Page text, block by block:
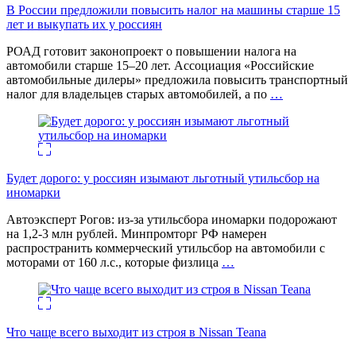
В России предложили повысить налог на машины старше 15
лет и выкупать их у россиян
РОАД готовит законопроект о повышении налога на
автомобили старше 15–20 лет. Ассоциация «Российские
автомобильные дилеры» предложила повысить транспортный
налог для владельцев старых автомобилей, а по …
Будет дорого: у россиян изымают льготный утильсбор на
иномарки
Автоэксперт Рогов: из-за утильсбора иномарки подорожают
на 1,2-3 млн рублей. Минпромторг РФ намерен
распространить коммерческий утильсбор на автомобили с
моторами от 160 л.с., которые физлица …
Что чаще всего выходит из строя в Nissan Teana